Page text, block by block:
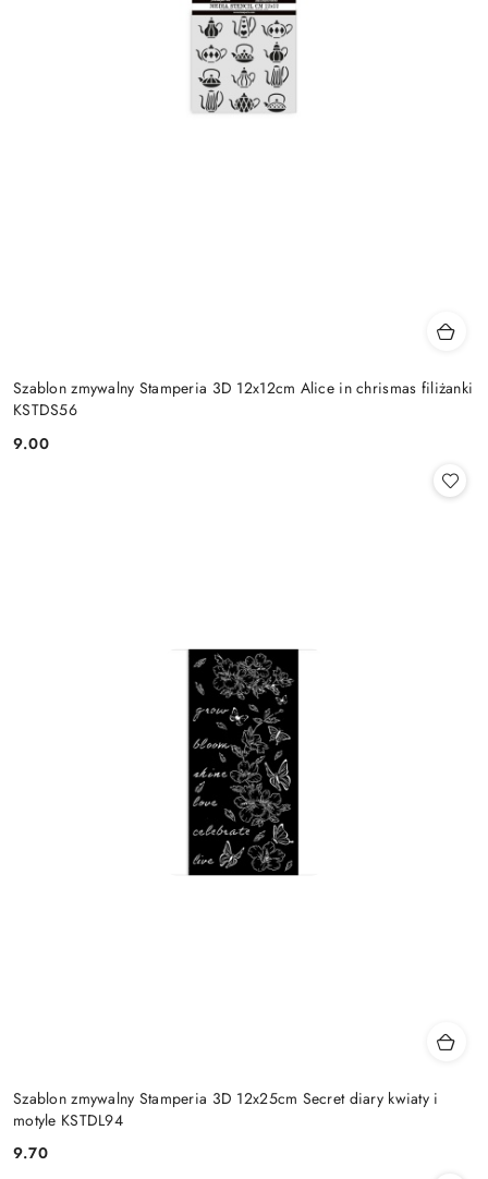
Szablon zmywalny Stamperia 3D 12x12cm Alice in chrismas filiżanki
KSTDS56
Cena:
9.00
Szablon zmywalny Stamperia 3D 12x25cm Secret diary kwiaty i
motyle KSTDL94
Cena:
9.70